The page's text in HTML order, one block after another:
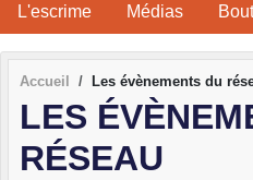
L'escrime Médias
Accueil Les évènements du
LES
RÉSEAU